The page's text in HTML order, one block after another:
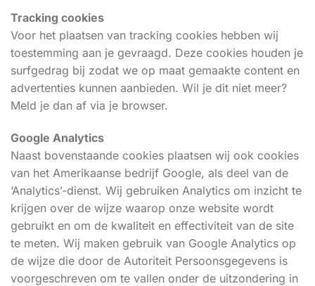
Tracking cookies
Voor het plaatsen van tracking cookies hebben wij
toestemming aan je gevraagd. Deze cookies houden je
surfgedrag bij zodat we op maat gemaakte content en
advertenties kunnen aanbieden. Wil je dit niet meer?
Meld je dan af via je browser.
Google Analytics
Naast bovenstaande cookies plaatsen wij ook cookies
van het Amerikaanse bedrijf Google, als deel van de
‘Analytics’-dienst. Wij gebruiken Analytics om inzicht te
krijgen over de wijze waarop onze website wordt
gebruikt en om de kwaliteit en effectiviteit van de site
te meten. Wij maken gebruik van Google Analytics op
de wijze die door de Autoriteit Persoonsgegevens is
voorgeschreven om te vallen onder de uitzondering in